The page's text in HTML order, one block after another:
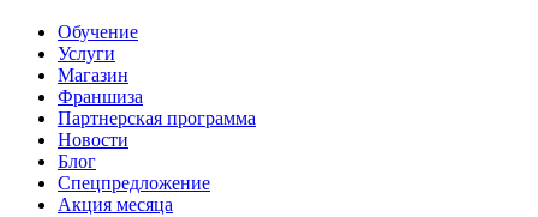
Обучение
Услуги
Магазин
Франшиза
Партнерская программа
Новости
Блог
Спецпредложение
Акция месяца